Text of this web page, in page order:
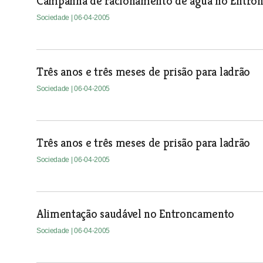
Sociedade | 06-04-2005
Três anos e três meses de prisão para ladrão
Sociedade | 06-04-2005
Três anos e três meses de prisão para ladrão
Sociedade | 06-04-2005
Alimentação saudável no Entroncamento
Sociedade | 06-04-2005